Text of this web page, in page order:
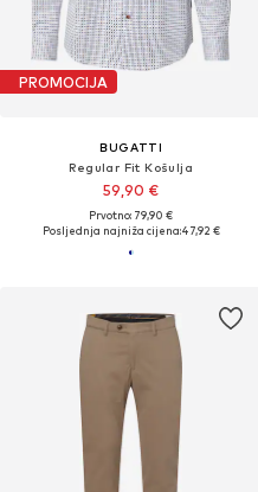
PROMOCIJA
BUGATTI
Regular Fit Košulja
59,90 €
Prvotno: 79,90 €
Posljednja najniža cijena:47,92 €